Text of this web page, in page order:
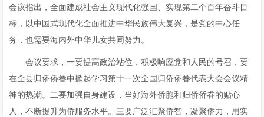
会议指出，全面建成社会主义现代化强国、实现第二个百年奋斗目
标，以中国式现代化全面推进中华民族伟大复兴，是党的中心任
务，也需要海内外中华儿女共同努力。
会议要求，一要提高政治站位，积极响应党和人民的号召，要
在全县归侨侨眷中掀起学习第十一次全国归侨侨眷代表大会会议精
神的热潮。二要加强自身建设，当好海外侨胞和归侨侨眷的贴心
人，不断提升为侨服务水平。三要广泛汇聚侨智，凝聚侨力，用实